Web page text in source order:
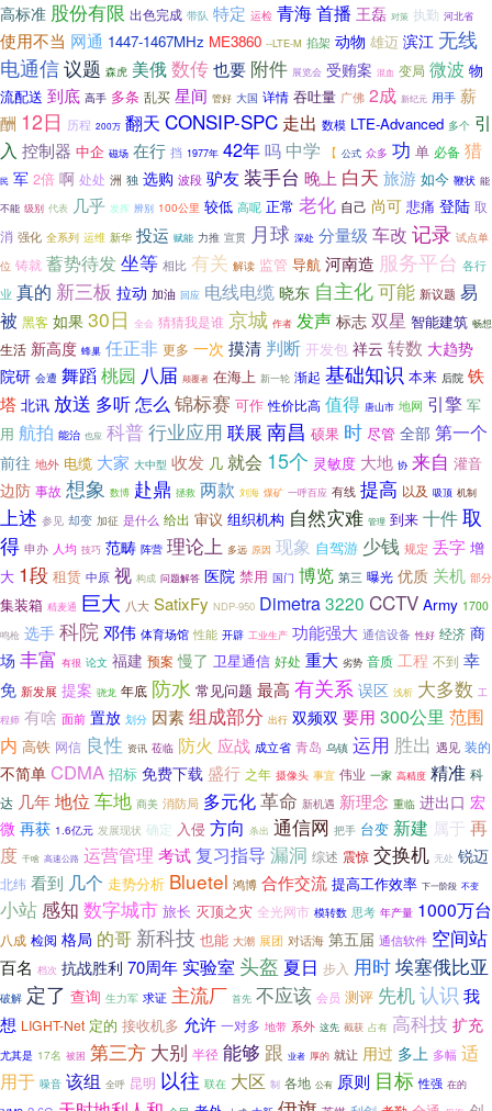
高标准 股份有限 出色完成 带队 特定 运检 青海首播 王磊 对策 执勤 河北省
使用不当 网通 1447-1467MHz ME3860 --LTE-M 掐架 动物 雄迈 滨江 无线
电通信议题 森虎 美俄数传也要 附件 展览会 受贿案 混血 变局 微波 物
流配送 到底 高手 多条 乱买 星间 管好 大国 详情 吞吐量 广佛 2成 新纪元 用手 薪
酬 12日 历程 200万 翻天 CONSIP-SPC 走出 数模 LTE-Advanced 多个 引
入 控制器 中企 磁场 在行 挡 1977年 42年吗 中学 【 公式 众多 功 单 必备 猎
民 军 2倍 啊 处处 洲 独 选购 波段 驴友装手台 晚上 白天 旅游 如今 鞭状 能
不能 级别 代表 几乎 发挥 辨别 100公里 较低 高呢 正常 老化 自己 尚可 悲痛 登陆 取
消 强化 全系列 运维 新华 投运 赋能 力推 宣贯 月球 深处 分量级 车改 记录 试点单
位 铸就 蓄势待发坐等 相比 有关 解读 监管 导航 河南造 服务平台 各行
业 真的 新三板 拉动 加油 回应 电线电缆 晓东 自主化可能 新议题 易
被 黑客 如果 30日 全会 猜猜我是谁 京城 作者 发声 标志 双星 智能建筑 畅想
生活 新高度 蜂巢 任正非 更多 一次 摸清 判断 开发包 祥云 转数 大趋势
院研 会遭 舞蹈桃园 八届 颠覆者 在海上 新一轮 渐起 基础知识 本来 后院 铁
塔 北讯 放送 多听怎么 锦标赛 可作 性价比高 值得 唐山市 地网 引擎 军
用 航拍 能治 也应 科普 行业应用 联展 南昌 硕果 时 尽管 全部 第一个
前往 地外 电缆 大家 大中型 收发 几 就会 15个 灵敏度 大地 协 来自 灌音
边防 事故 想象 数博 赴鼎 拯救 两款 刘海 煤矿 一呼百应 有线 提高 以及 吸顶 机制
上述 参见 却变 加征 是什么 给出 审议 组织机构 自然灾难 管理 到来 十件取
得 申办 人均 技巧 范畴 阵营 理论上 多远 原因 现象 自驾游 少钱 规定 丢字 增
大 1段 租赁 中原 视 构成 问题解答 医院 禁用 国门 博览 第三 曝光 优质 关机 部分
集装箱 精麦通 巨大 八大 SatixFy NDP-950 Dimetra3220 CCTV Army 1700
鸣枪 选手 科院邓伟 体育场馆 性能 开辟 工业生产 功能强大 通信设备 性好 经济 商
场 丰富 有很 论文 福建 预案 慢了 卫星通信 好处 重大 劣势 音质 工程 不到 幸
免 新发展 提案 骁龙 年底 防水 常见问题 最高 有关系 误区 浅析 大多数 工
程师 有啥 面前 置放 划分 因素组成部分 出行 双频双 要用 300公里 范围
内 高铁 网信 良性 资讯 莅临 防火 应战 成立省 青岛 乌镇 运用 胜出 遇见 装的
不简单 CDMA 招标 免费下载 盛行 之年 摄像头 事宜 伟业 一家 高精度 精准 科
达 几年地位 车地 商美 消防局 多元化革命 新机遇 新理念 重临 进出口 宏
微 再获 1.6亿元 发展现状 确定 入侵 方向 杀出 通信网 把手 台变 新建 属于 再
度 干啥 高速公路 运营管理 考试复习指导 漏洞 综述 震惊 交换机 无处 锐迈
北纬 看到 几个 走势分析 Bluetel 鸿博 合作交流 提高工作效率 下一阶段 不变
小站 感知 数字城市 旅长 灭顶之灾 全光网市 模转数 思考 年产量 1000万台
八成 检阅 格局 的哥 新科技 也能 大潮 展团 对话海 第五届 通信软件 空间站
百名 档次 抗战胜利 70周年 实验室 头盔 夏日 步入 用时埃塞俄比亚
破解 定了 查询 生力军 求证 主流厂 首先 不应该 会员 测评 先机认识 我
想 LIGHT-Net 定的 接收机多 允许 一对多 地带 系外 这先 截获 占有 高科技 扩充
尤其是 17名 被困 第三方 大别 半径 能够 跟 业者 厚的 就让 用过 多上 多幅 适
用于 噪音 该组 全呼 昆明 以往 联在 大区 制 各地 公有 原则 目标 性强 在的